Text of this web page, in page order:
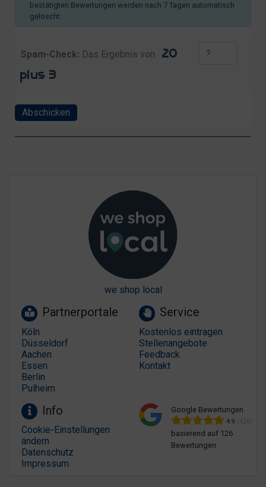
bestätigten Bewertungen werden nach 7 Tagen automatisch
gelöscht.
Spam-Check: Das Ergebnis von
Abschicken
we shop local
Partnerportale
Köln
Düsseldorf
Aachen
Essen
Berlin
Pulheim
Service
Kostenlos eintragen
Stellenangebote
Feedback
Kontakt
Info
Cookie-Einstellungen
ändern
Datenschutz
Impressum
Google Bewertungen
4.9 (126)
basierend auf 126
Bewertungen